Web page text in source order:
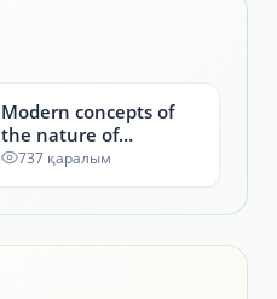
Modern concepts of
the nature of
chemical bonding:
737 қаралым